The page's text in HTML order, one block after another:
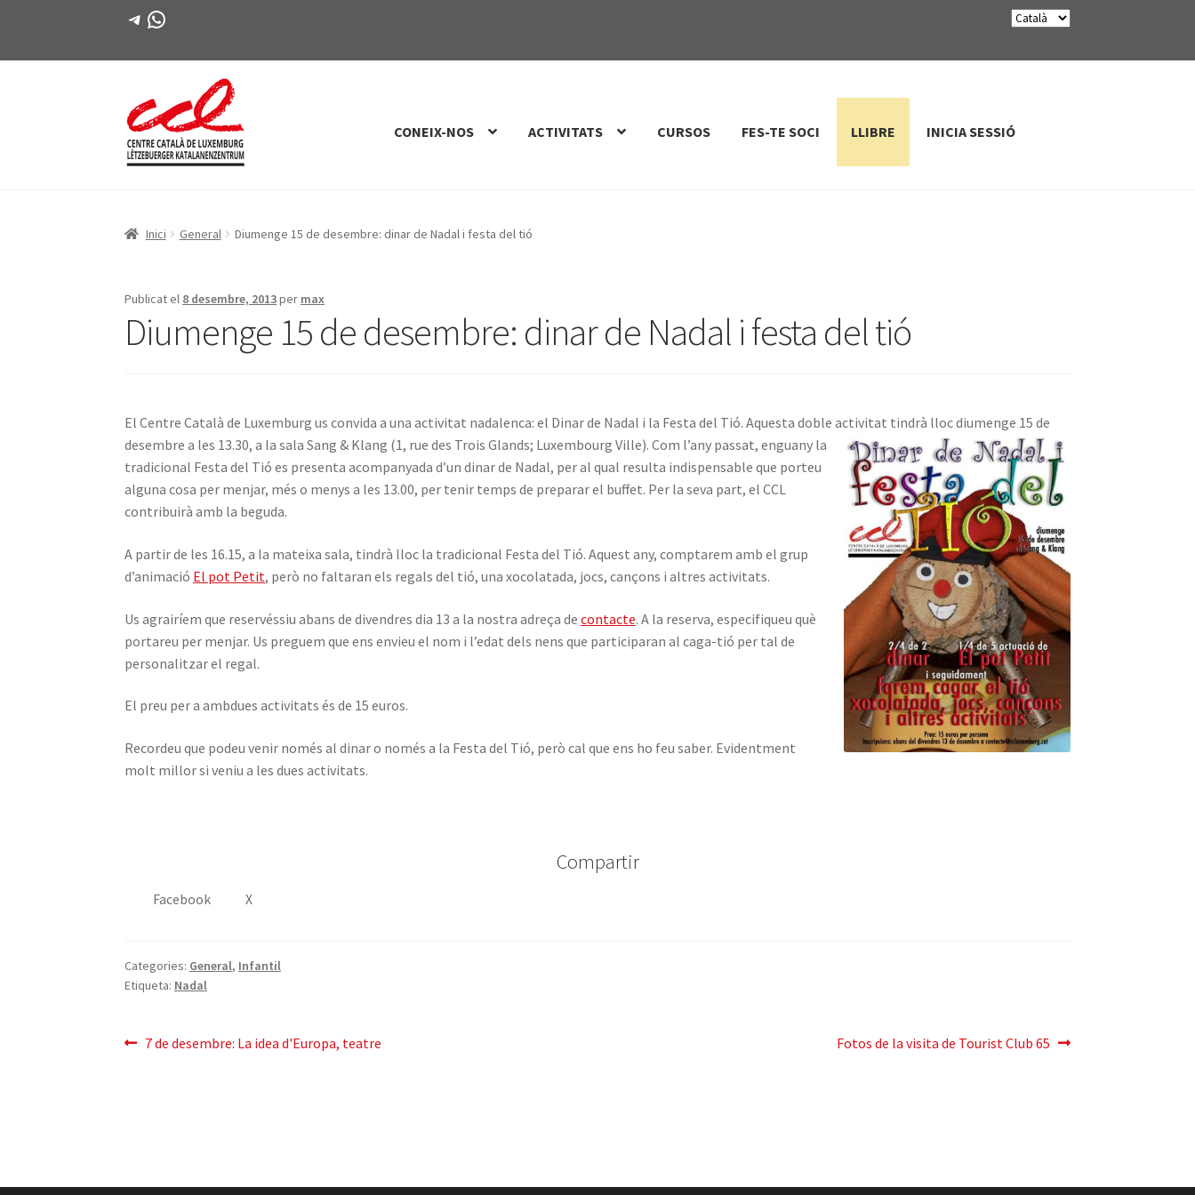
Telegram
WhatsApp
Salta
a
Vés
al
CONEIX-NOS ACTIVITATS CURSOS FES-TE SOCI LLIBRE INICIA SESSIÓ
Inici General Diumenge 15 de desembre: dinar de Nadal i festa del tió
Publicat el 8 desembre, 2013per max
Diumenge 15 de desembre: dinar de Nadal i festa del tió
El Centre Català de Luxemburg us convida a una activitat nadalenca: el Dinar de Nadal i la Festa del Tió. Aquesta doble activitat tindrà lloc diumenge 15 de
desembre a les 13.30, a la sala Sang & Klang (1, rue des Trois Glands; Luxembourg Ville).Com l’any passat, enguany la
tradicional Festa del Tió es presenta acompanyada d’un dinar de Nadal, per al qual resulta indispensable que porteu
alguna cosa per menjar, més o menys a les 13.00, per tenir temps de preparar el buffet. Per la seva part, el CCL
contribuirà amb la beguda.
A partir de les 16.15, a la mateixa sala, tindrà lloc la tradicional Festa del Tió. Aquest any, comptarem amb el grup
d’animació El pot Petit, però no faltaran els regals del tió, una xocolatada, jocs, cançons i altres activitats.
Us agrairíem que reservéssiu abans de divendres dia 13 a la nostra adreça decontacte. A la reserva, especifiqueu què
portareu per menjar. Us preguem que ens envieu el nom i l’edat dels nens que participaran al caga-tió per tal de
personalitzar el regal.
El preu per a ambdues activitats és de 15 euros.
Recordeu que podeu venir només al dinar o només a la Festa del Tió, però cal que ens ho feu saber. Evidentment
molt millor si veniu a les dues activitats.
Compartir
Facebook X
Categories: General, Infantil
Etiqueta: Nadal
Navegació
Entrada
7 de desembre: La idea d'Europa, teatre
Pròxima
Fotos de la visita de Tourist Club 65